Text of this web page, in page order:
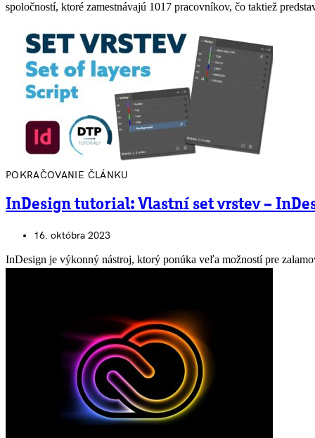
spoločností, ktoré zamestnávajú 1017 pracovníkov, čo taktiež
POKRAČOVANIE ČLÁNKU
InDesign tutorial: Vlastní set vrstev –
16. októbra 2023
InDesign je výkonný nástroj, ktorý ponúka veľa možností pre